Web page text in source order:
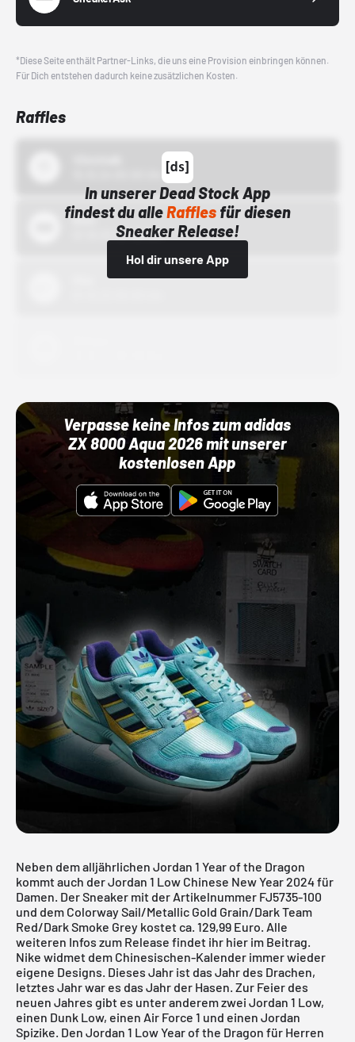
*Diese Seite enthält Partner-Links, die uns eine Provision einbringen können.
Für Dich entstehen dadurch keine zusätzlichen Kosten.
Raffles
In unserer Dead Stock App
findest du alleRafflesfür diesen
Sneaker Release!
Hol dir unsere App
Bstn
01.10.22 00:00 Uhr
Verpasse keine Infos zum adidas
ZX 8000 Aqua 2026 mit unserer
kostenlosen App
Neben dem alljährlichen Jordan 1 Year of the Dragon
kommt auch der Jordan 1 Low Chinese New Year 2024 für
Damen. Der Sneaker mit der Artikelnummer FJ5735-100
und dem Colorway Sail/Metallic Gold Grain/Dark Team
Red/Dark Smoke Grey kostet ca. 129,99 Euro. Alle
weiteren Infos zum Release findet ihr hier im Beitrag.
Nike widmet dem Chinesischen-Kalender immer wieder
eigene Designs. Dieses Jahr ist das Jahr des Drachen,
letztes Jahr war es das Jahr der Hasen. Zur Feier des
neuen Jahres gibt es unter anderem zwei Jordan 1 Low,
einen Dunk Low, einen Air Force 1 und einen Jordan
Spizike. Den Jordan 1 Low Year of the Dragon für Herren